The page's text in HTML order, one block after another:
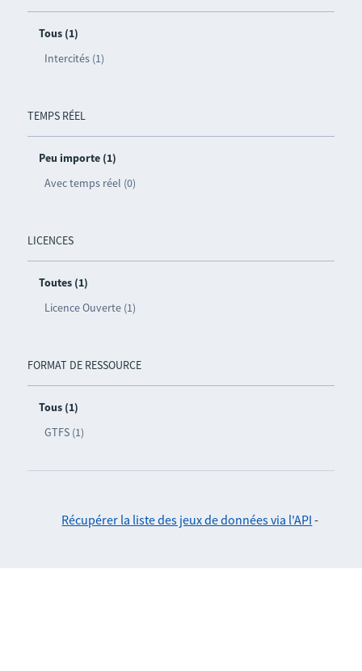
Tous (1)
Intercités (1)
TEMPS RÉEL
Peu importe (1)
Avec temps réel (0)
LICENCES
Toutes (1)
Licence Ouverte (1)
FORMAT DE RESSOURCE
Tous (1)
GTFS (1)
Récupérer la liste des jeux de données via l'API -